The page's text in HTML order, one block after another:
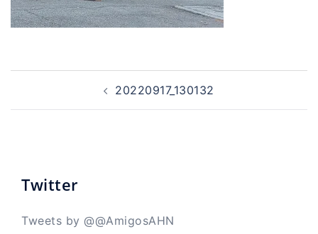
Navegación
entradas
20220917_130132
Twitter
Tweets by @@AmigosAHN